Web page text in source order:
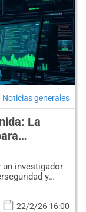
Noticias generales
La
investigador
y
22/2/26 16:00